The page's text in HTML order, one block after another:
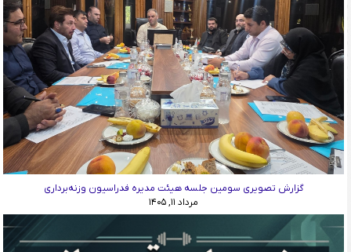
گزارش تصویری سومین جلسه هیئت مدیره فدراسیون وزنه‌برداری
مرداد ۱۱, ۱۴۰۵